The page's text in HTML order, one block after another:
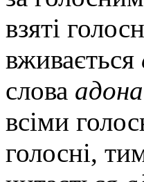
взяті
вживається
слова
всіми
голосні,